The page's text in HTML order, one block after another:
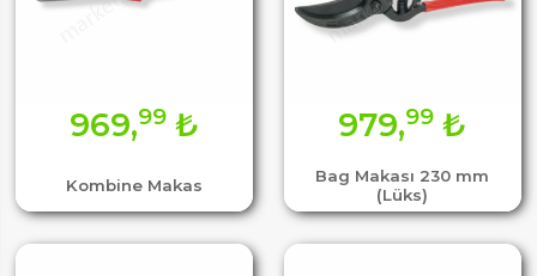
Kombine Makas
969,99 ₺
Bag Makası 230 mm
(Lüks)
979,99 ₺